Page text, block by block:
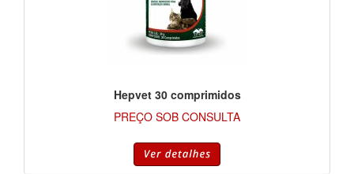
Hepvet 30 comprimidos
PREÇO SOB CONSULTA